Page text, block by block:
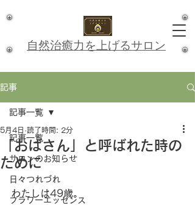
​自然治癒力を上げるサロン
記事
記事一覧
サロンのお知らせ
日々つれづれ
フラワーエッセンス
記事一覧
「おばさん」と呼ばれた時の
ために
5月4日 読了時間: 2分
わたしは49歳。